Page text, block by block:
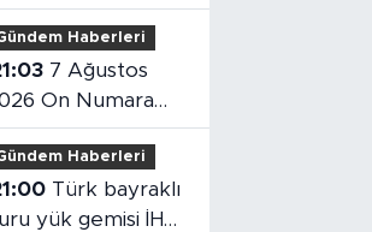
5 kilo
çıktıHaberleri
On Numara
açıklandı
Haberleri
yük gemisi İHA